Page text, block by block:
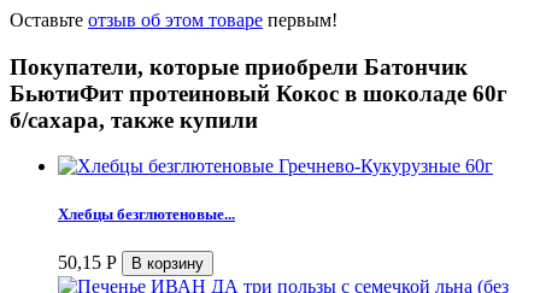
Оставьте отзыв об этом товаре первым!
Покупатели, которые приобрели Батончик
БьютиФит протеиновый Кокос в шоколаде 60г
б/сахара, также купили
Хлебцы безглютеновые...
50,15 Р